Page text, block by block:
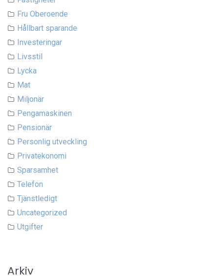
Fru Oberoende
Hållbart sparande
Investeringar
Livsstil
Lycka
Mat
Miljonär
Pengamaskinen
Pensionär
Personlig utveckling
Privatekonomi
Sparsamhet
Telefon
Tjänstledigt
Uncategorized
Utgifter
Arkiv